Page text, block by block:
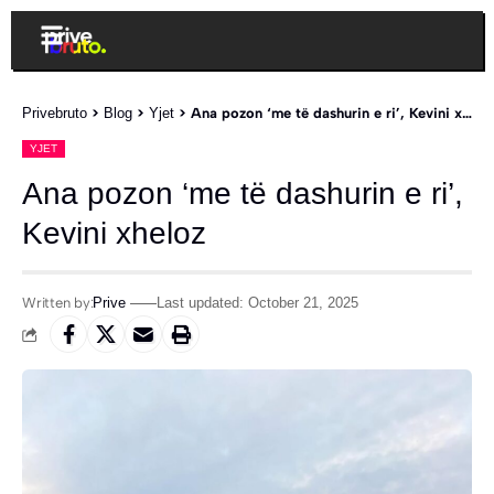
Privebruto > Blog > Yjet > Ana pozon ‘me të dashurin e ri’, Kevini xheloz
YJET
Ana pozon ‘me të dashurin e ri’,
Kevini xheloz
Written by:Prive Last updated: October 21, 2025